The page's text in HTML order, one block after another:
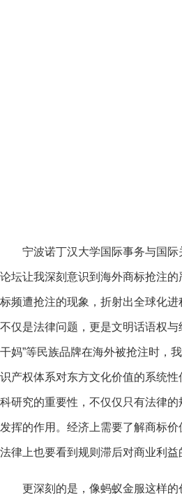
宁波诺丁汉大学国际事务与国
论坛让我深刻意识到海外商标抢注
标频遭抢注的现象，折射出全球化
不仅是法律问题，更是文明话语权
干妈”等民族品牌在海外被抢注时，
识产权体系对东方文化价值的系统
科研究的重要性，不仅仅只有法律
发挥的作用。经济上需要了解商标价
法律上也要看到规则滞后对商业利益
更深刻的是，像蚂蚁金服这样